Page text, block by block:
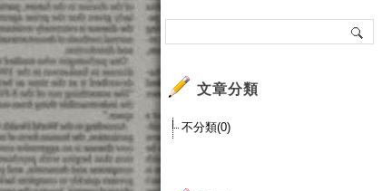
文章分類
不分類(0)